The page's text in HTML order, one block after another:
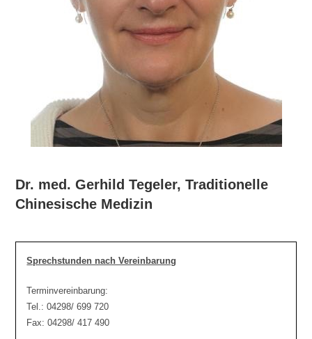
Dr. med. Gerhild Tegeler, Traditionelle
Chinesische Medizin
Sprechstunden nach Vereinbarung
Terminvereinbarung:
Tel.: 04298/ 699 720
Fax: 04298/ 417 490